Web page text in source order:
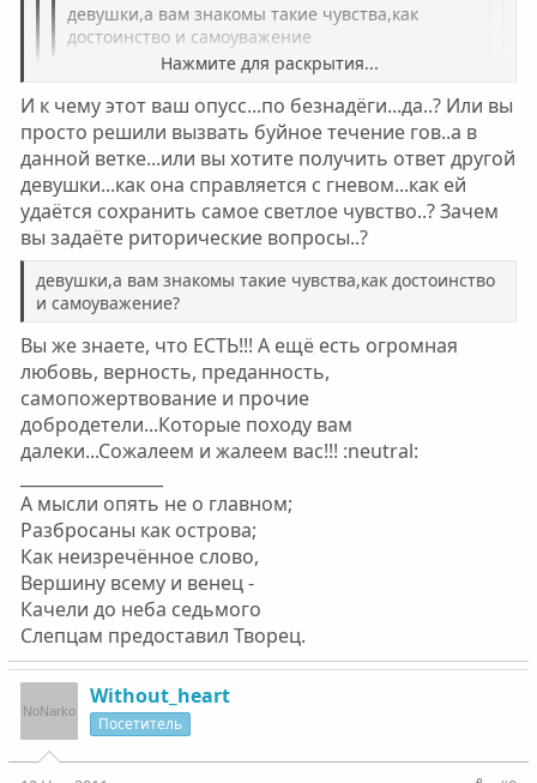
девушки,а вам знакомы такие чувства,как
достоинство и самоуважение
Нажмите для раскрытия...
К чему это вообще сказано?
Нажмите для раскрытия...
Это был простой вопрос женам наркоманов, на
который даже ответить толком не могут, т. к. ничего и
близкого к этим чувствам уже у них не осталось.
Бежать от них, срочно лечить свою психику надо,
судьбы свои и детей спасать. Ваши проблемы вы
создаете себе сами. Именно поэтому ваши мужья (хотя
мужьями их назвать очень трудно) продолжают и будут
продолжать употребление. а вы будете утешать друг
друга каким-то мифическим тяжелым и будто бы
благородным трудом. Не смешите людей.
Нажмите для раскрытия...
И к чему этот ваш опусс...по безнадёги...да..? Или вы
просто решили вызвать буйное течение гов..а в
данной ветке...или вы хотите получить ответ другой
девушки...как она справляется с гневом...как ей
удаётся сохранить самое светлое чувство..? Зачем
вы задаёте риторические вопросы..?
девушки,а вам знакомы такие чувства,как достоинство
и самоуважение?
Вы же знаете, что ЕСТЬ!!! А ещё есть огромная
любовь, верность, преданность,
самопожертвование и прочие
добродетели...Которые походу вам
далеки...Сожалеем и жалеем вас!!! :neutral:
А мысли опять не о главном;
Разбросаны как острова;
Как неизречённое слово,
Вершину всему и венец -
Качели до неба седьмого
Слепцам предоставил Творец.
Without_heart
Посетитель